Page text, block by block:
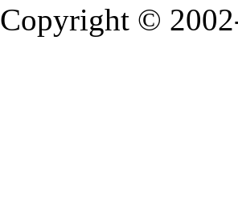
Copyright ©